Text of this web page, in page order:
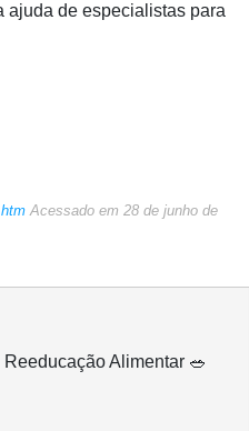
ajuda de especialistas para
Acessado em 28 de junho de
Alimentar 🥗